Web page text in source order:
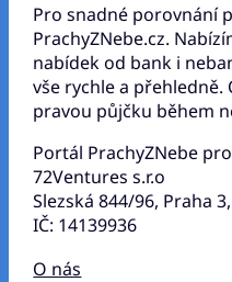
Pro snadné porovnání
PrachyZNebe.cz.
nabídek od bank i
vše rychle a přehledně.
pravou půjčku během
Portál PrachyZNebe
72Ventures s.r.o
Slezská 844/96, Praha
IČ: 14139936
O nás